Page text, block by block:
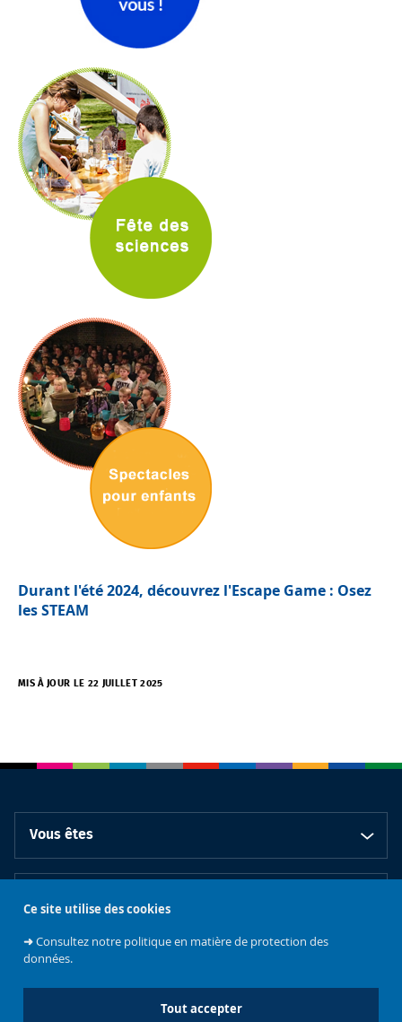
Ce site utilise des cookies
➜Consultez notre politique en matière de protection des
données.
Tout accepter
Durant l'été 2024, découvrez l'Escape Game : Osez
les STEAM
MIS À JOUR LE 22 JUILLET 2025
Vous êtes
Collaborer avec le CCS